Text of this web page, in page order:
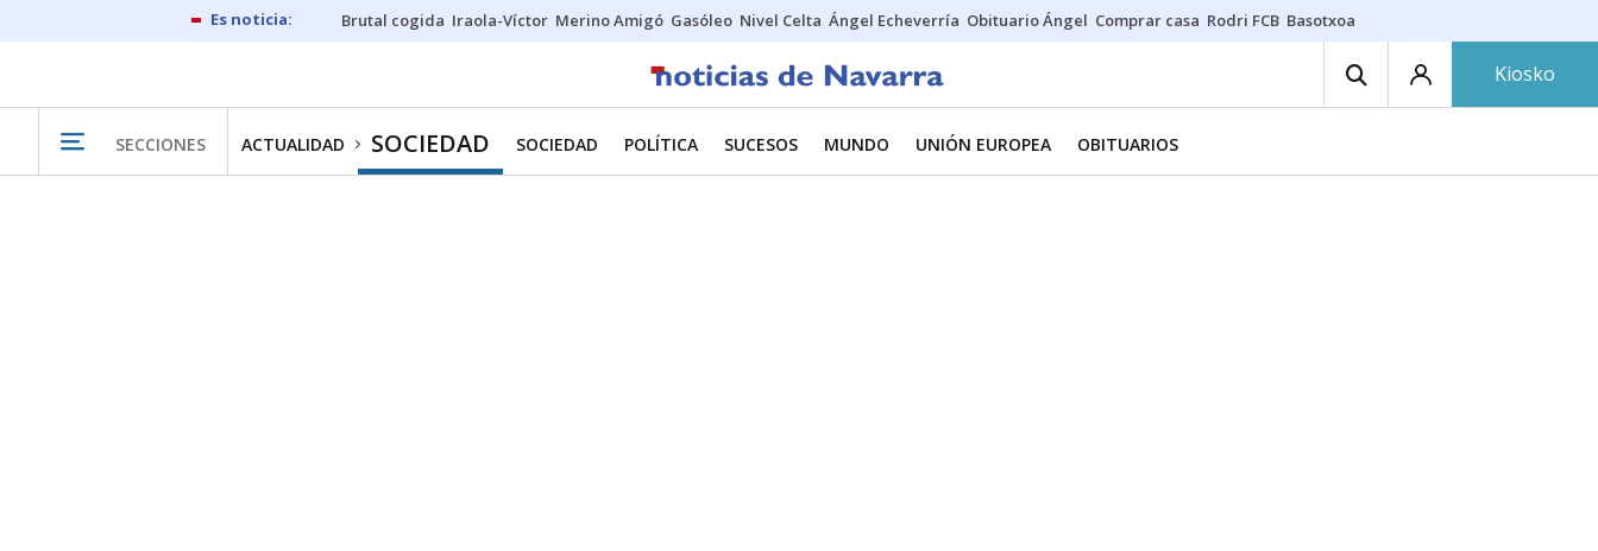
Brutal cogida Iraola-Víctor Merino Amigó Gasóleo Nivel Celta Ángel Echeverría Obituario Ángel Comprar casa Rodri FCB Basotxoa
Kiosko
SECCIONES ACTUALIDAD SOCIEDAD SOCIEDAD POLÍTICA SUCESOS MUNDO UNIÓN EUROPEA OBITUARIOS